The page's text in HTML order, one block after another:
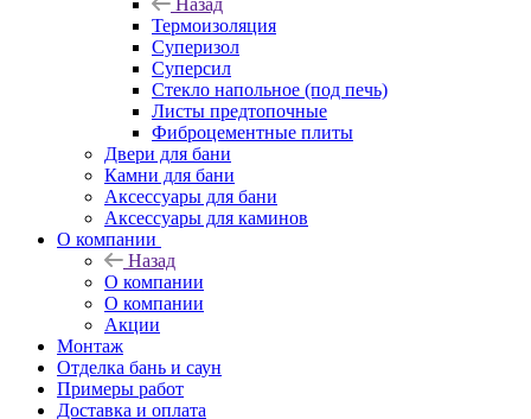
Назад
Термоизоляция
Суперизол
Суперсил
Стекло напольное (под печь)
Листы предтопочные
Фиброцементные плиты
Двери для бани
Камни для бани
Аксессуары для бани
Аксессуары для каминов
О компании
Назад
О компании
О компании
Акции
Монтаж
Отделка бань и саун
Примеры работ
Доставка и оплата